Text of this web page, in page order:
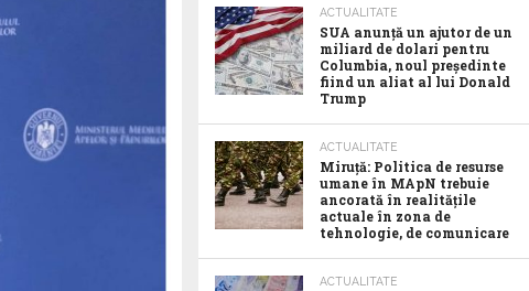
ACTUALITATE
SUA anunţă un ajutor de un
miliard de dolari pentru
Columbia, noul preşedinte
fiind un aliat al lui Donald
Trump
ACTUALITATE
Miruță: Politica de resurse
umane în MApN trebuie
ancorată în realitățile
actuale în zona de
tehnologie, de comunicare
ACTUALITATE